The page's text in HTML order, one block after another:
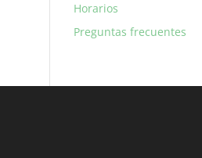
Horarios
Preguntas frecuentes